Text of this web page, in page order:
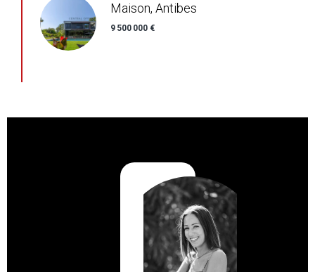
Maison, Antibes
9 500 000 €